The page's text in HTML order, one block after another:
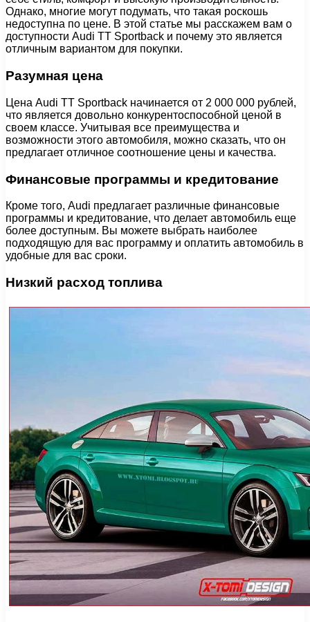
Однако, многие могут подумать, что такая роскошь
недоступна по цене. В этой статье мы расскажем вам о
доступности Audi TT Sportback и почему это является
отличным вариантом для покупки.
Разумная цена
Цена Audi TT Sportback начинается от 2 000 000 рублей,
что является довольно конкурентоспособной ценой в
своем классе. Учитывая все преимущества и
возможности этого автомобиля, можно сказать, что он
предлагает отличное соотношение цены и качества.
Финансовые программы и кредитование
Кроме того, Audi предлагает различные финансовые
программы и кредитование, что делает автомобиль еще
более доступным. Вы можете выбрать наиболее
подходящую для вас программу и оплатить автомобиль в
удобные для вас сроки.
Низкий расход топлива